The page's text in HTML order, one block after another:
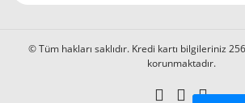
© Tüm hakları saklıdır. Kredi kartı bilgileriniz
korunmaktadır.